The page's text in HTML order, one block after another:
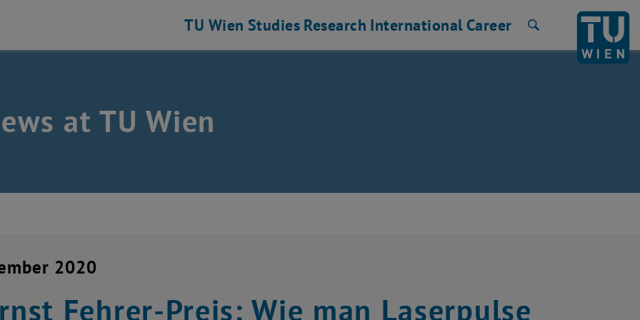
TU Wien Studies Research International Career
at TU Wien
2020
Fehrer-Preis: Wie man Laserpulse